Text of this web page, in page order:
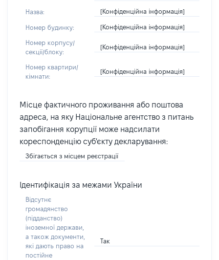
Назва: [Конфіденційна інформація]
Номер будинку: [Конфіденційна інформація]
Номер корпусу/
секції/блоку:
[Конфіденційна інформація]
Номер квартири/
кімнати:
[Конфіденційна інформація]
Місце фактичного проживання або поштова
адреса, на яку Національне агентство з питань
запобігання корупції може надсилати
кореспонденцію суб'єкту декларування:
Збігається з місцем реєстрації
Ідентифікація за межами України
Відсутнє
громадянство
(підданство)
іноземної держави,
а також документи,
які дають право на
постійне
Так